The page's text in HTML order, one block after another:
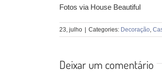
Fotos via House Beautiful
23, julho | Categories: Decoração
Deixar um comentário